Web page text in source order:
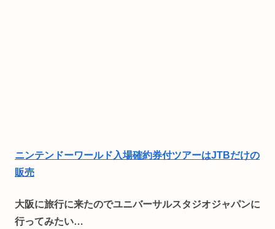
ニンテンドーワールド入場確約券付ツアーはJTBだけの
販売
大阪に旅行に来たのでユニバーサルスタジオジャパンに
行ってみたい…